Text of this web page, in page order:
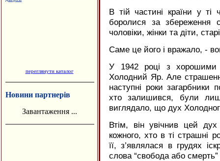
переглянути каталог
Новини партнерів
Завантаження ...
В тій частині країни у
боролися за збереження
чоловіки, жінки та діти,
Саме це його і вражало, -
У 1942 році з хорошими
Холодний Яр. Але
наступні роки загарбники
хто залишився, були
виглядало, що дух
Втім, він увічнив цей
кожного, хто в ті страшні
її, з’являлася в грудях
слова “свобода або